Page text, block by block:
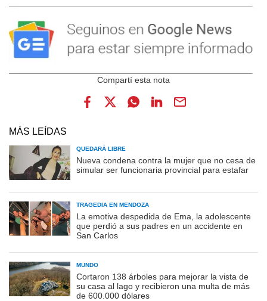
MÁS LEÍDAS
QUEDARÁ LIBRE
Nueva condena contra la mujer que no cesa de
simular ser funcionaria provincial para estafar
TRAGEDIA EN MENDOZA
La emotiva despedida de Ema, la adolescente
que perdió a sus padres en un accidente en
San Carlos
MUNDO
Cortaron 138 árboles para mejorar la vista de
su casa al lago y recibieron una multa de más
de 600.000 dólares